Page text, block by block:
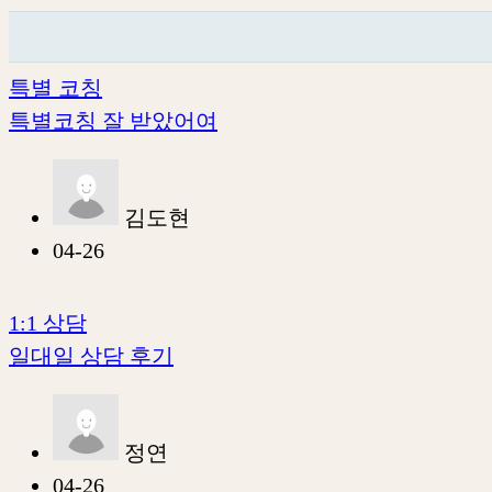
특별 코칭
특별코칭 잘 받았어여
김도현
04-26
1:1 상담
일대일 상담 후기
정연
04-26